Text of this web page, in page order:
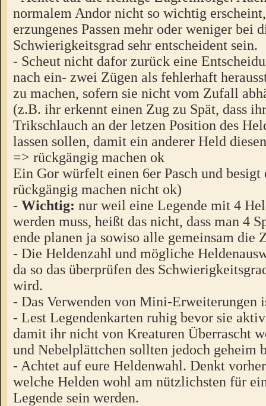
normalem Andor nicht so wichtig
erzungenes Passen mehr oder weniger bei
Schwierigkeitsgrad sehr entscheident sein.
- Scheut nicht dafor zurück eine
nach ein- zwei Zügen als fehlerhaft
zu machen, sofern sie nicht vom Zufall
(z.B. ihr erkennt einen Zug zu Spät, dass
Trikschlauch an der letzen Position des
lassen sollen, damit ein anderer Held
=> rückgängig machen ok
Ein Gor würfelt einen 6er Pasch und
rückgängig machen nicht ok)
- Wichtig: nur weil eine Legende mit 4
werden muss, heißt das nicht, dass man 4
ende planen ja sowiso alle gemeinsam die
- Die Heldenzahl und mögliche
da so das überprüfen des
wird.
- Das Verwenden von Mini-Erweiterungen
- Lest Legendenkarten ruhig bevor sie
damit ihr nicht von Kreaturen Überrascht
und Nebelplättchen sollten jedoch geheim
- Achtet auf eure Heldenwahl. Denkt
welche Helden wohl am nützlichsten für
Legende sein werden.